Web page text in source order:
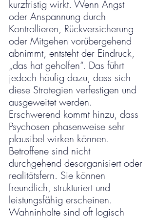
kurzfristig wirkt. Wenn Angst
oder Anspannung durch
Kontrollieren, Rückversicherung
oder Mitgehen vorübergehend
abnimmt, entsteht der Eindruck,
„das hat geholfen“. Das führt
jedoch häufig dazu, dass sich
diese Strategien verfestigen und
ausgeweitet werden.
Erschwerend kommt hinzu, dass
Psychosen phasenweise sehr
plausibel wirken können.
Betroffene sind nicht
durchgehend desorganisiert oder
realitätsfern. Sie können
freundlich, strukturiert und
leistungsfähig erscheinen.
Wahninhalte sind oft logisch